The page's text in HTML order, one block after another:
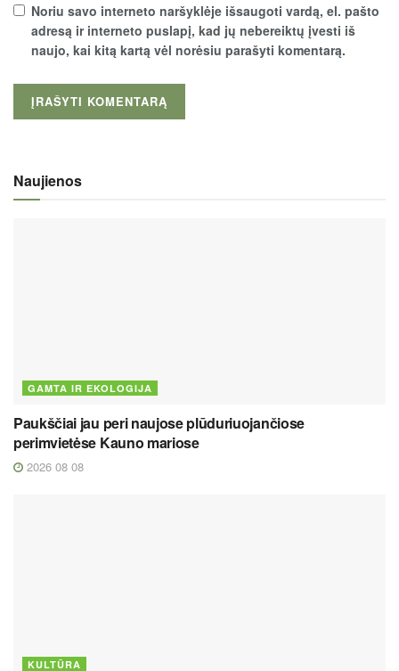
Noriu savo interneto naršyklėje išsaugoti vardą, el. pašto
adresą ir interneto puslapį, kad jų nebereiktų įvesti iš
naujo, kai kitą kartą vėl norėsiu parašyti komentarą.
Naujienos
GAMTA IR EKOLOGIJA
Paukščiai jau peri naujose plūduriuojančiose
perimvietėse Kauno mariose
2026 08 08
KULTŪRA